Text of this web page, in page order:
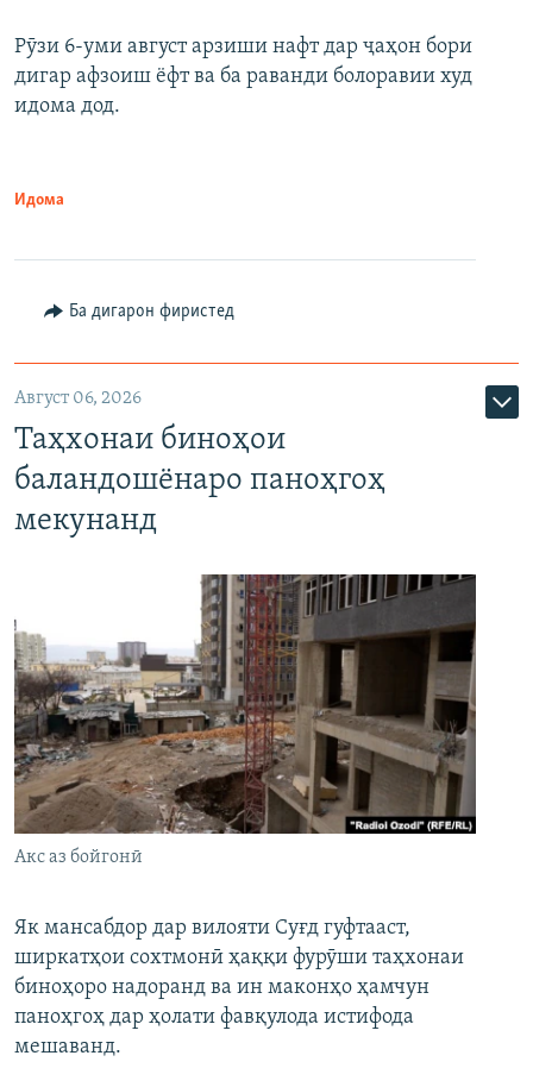
Рӯзи 6-уми август арзиши нафт дар ҷаҳон бори
дигар афзоиш ёфт ва ба раванди болоравии худ
идома дод.
Идома
Ба дигарон фиристед
Август 06, 2026
Таҳхонаи биноҳои
баландошёнаро паноҳгоҳ
мекунанд
Акс аз бойгонӣ
Як мансабдор дар вилояти Суғд гуфтааст,
ширкатҳои сохтмонӣ ҳаққи фурӯши таҳхонаи
биноҳоро надоранд ва ин маконҳо ҳамчун
паноҳгоҳ дар ҳолати фавқулода истифода
мешаванд.